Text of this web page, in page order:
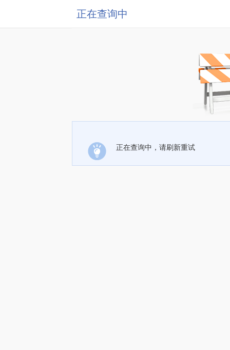
正在查询中
正在查询中，请刷新重试